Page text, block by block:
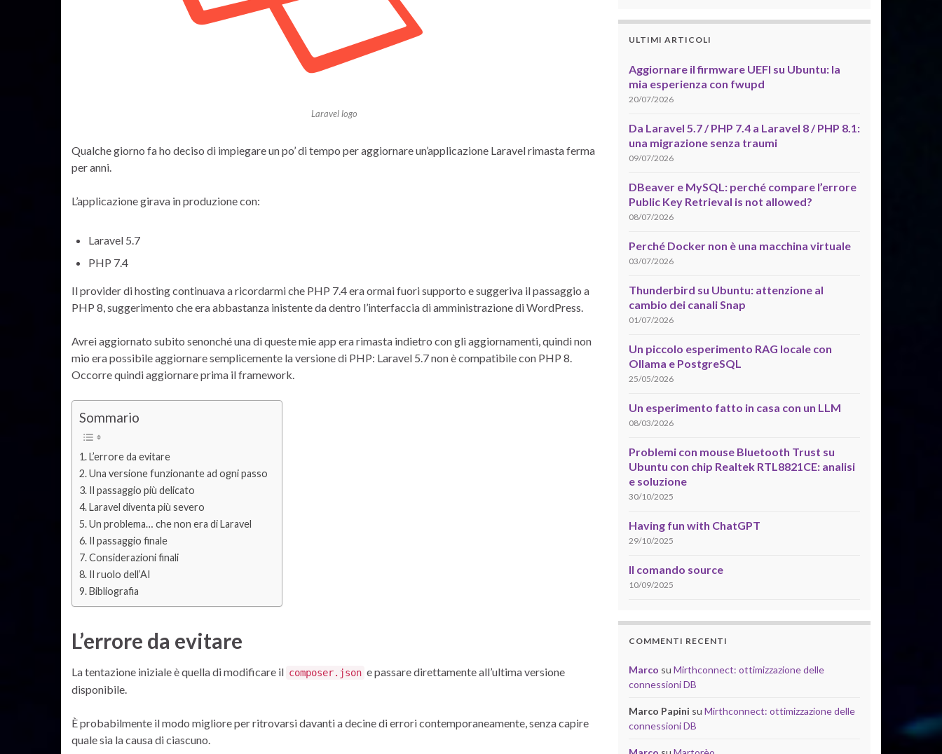
Laravel logo
Qualche giorno fa ho deciso di impiegare un po’ di tempo per aggiornare un’applicazione Laravel rimasta ferma
per anni.
L’applicazione girava in produzione con:
Laravel 5.7
PHP 7.4
Il provider di hosting continuava a ricordarmi che PHP 7.4 era ormai fuori supporto e suggeriva il passaggio a
PHP 8, suggerimento che era abbastanza inistente da dentro l’interfaccia di amministrazione di WordPress.
Avrei aggiornato subito senonché una di queste mie app era rimasta indietro con gli aggiornamenti, quindi non
mio era possibile aggiornare semplicemente la versione di PHP: Laravel 5.7 non è compatibile con PHP 8.
Occorre quindi aggiornare prima il framework.
Sommario
L’errore da evitare
Una versione funzionante ad ogni passo
Il passaggio più delicato
Laravel diventa più severo
Un problema… che non era di Laravel
Il passaggio finale
Considerazioni finali
Il ruolo dell’AI
Bibliografia
L’errore da evitare
La tentazione iniziale è quella di modificare il composer.json e passare direttamente all’ultima versione
disponibile.
È probabilmente il modo migliore per ritrovarsi davanti a decine di errori contemporaneamente, senza capire
quale sia la causa di ciascuno.
ULTIMI ARTICOLI
Aggiornare il firmware UEFI su Ubuntu: la
mia esperienza con fwupd
20/07/2026
Da Laravel 5.7 / PHP 7.4 a Laravel 8 / PHP 8.1:
una migrazione senza traumi
09/07/2026
DBeaver e MySQL: perché compare l’errore
Public Key Retrieval is not allowed?
08/07/2026
Perché Docker non è una macchina virtuale
03/07/2026
Thunderbird su Ubuntu: attenzione al
cambio dei canali Snap
01/07/2026
Un piccolo esperimento RAG locale con
Ollama e PostgreSQL
25/05/2026
Un esperimento fatto in casa con un LLM
08/03/2026
Problemi con mouse Bluetooth Trust su
Ubuntu con chip Realtek RTL8821CE: analisi
e soluzione
30/10/2025
Having fun with ChatGPT
29/10/2025
Il comando source
10/09/2025
COMMENTI RECENTI
Marco su Mirthconnect: ottimizzazione delle
connessioni DB
Marco Papini su Mirthconnect: ottimizzazione delle
connessioni DB